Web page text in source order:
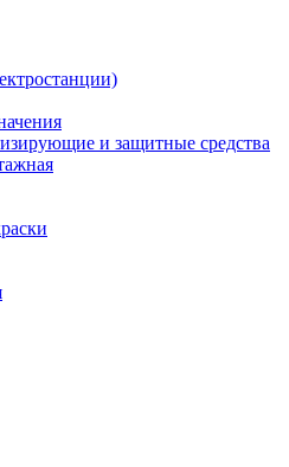
и защитные средства